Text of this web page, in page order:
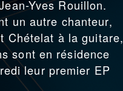
Yves Rouillon.
un autre chanteur,
Chételat à la guitare,
sont en résidence
leur premier EP